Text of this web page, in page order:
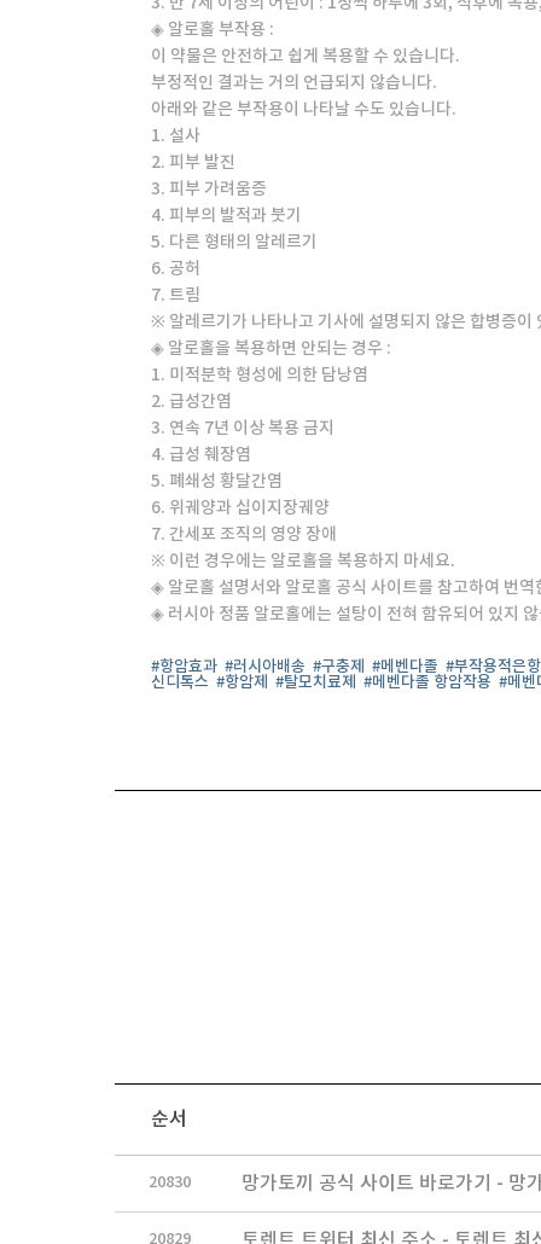
◈ 알로홀 부작용 :
이 약물은 안전하고 쉽게 복용할 수 있습니다.
부정적인 결과는 거의 언급되지 않습니다.
아래와 같은 부작용이 나타날 수도 있습니다.
1. 설사
2. 피부 발진
3. 피부 가려움증
4. 피부의 발적과 붓기
5. 다른 형태의 알레르기
6. 공허
7. 트림
※ 알레르기가 나타나고 기사에 설명되지 않은 합병증
◈ 알로홀을 복용하면 안되는 경우 :
1. 미적분학 형성에 의한 담낭염
2. 급성간염
3. 연속 7년 이상 복용 금지
4. 급성 췌장염
5. 폐쇄성 황달간염
6. 위궤양과 십이지장궤양
7. 간세포 조직의 영양 장애
※ 이런 경우에는 알로홀을 복용하지 마세요.
◈ 알로홀 설명서와 알로홀 공식 사이트를 참고하여 번역
◈ 러시아 정품 알로홀에는 설탕이 전혀 함유되어 있지
#항암효과 #러시아배송 #구충제 #메벤다졸 #부작용적은
신디톡스 #항암제 #탈모치료제 #메벤다졸 항암작용 #메벤
순서
20830 망가토끼 공식 사이트 바로가기 -
20829